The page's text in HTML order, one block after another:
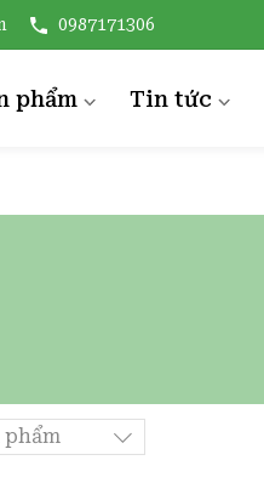
0987171306
phẩm
TƯƠNG
ỚT
Tin tức
phẩm